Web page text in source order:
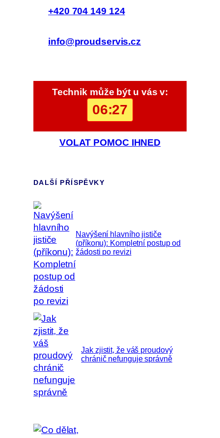
+420 704 149 124
info@proudservis.cz
Technik může být u vás v:
06:27
VOLAT POMOC IHNED
DALŠÍ PŘÍSPĚVKY
Navýšení hlavního jističe
(příkonu): Kompletní postup od
žádosti po revizi
Jak zjistit, že váš proudový
chránič nefunguje správně